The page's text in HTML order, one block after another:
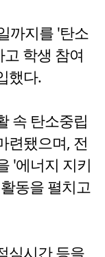
까지를 '탄소
학생 참여
했다.
속 탄소중립
련됐으며, 전
'에너지 지키
동을 펼치고
심시간 등을